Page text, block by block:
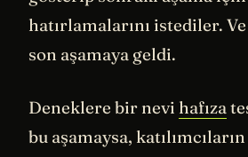
hatırlamalarını istediler.
son aşamaya geldi.
Deneklere bir nevi hafıza
bu aşamaysa,